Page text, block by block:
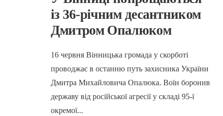
із 36-річним десантником
Дмитром Опалюком
16 червня Вінницька громада у скорботі
проводжає в останню путь захисника України
Дмитра Михайловича Опалюка. Воїн боронив
державу від російської агресії у складі 95-ї
окремої...